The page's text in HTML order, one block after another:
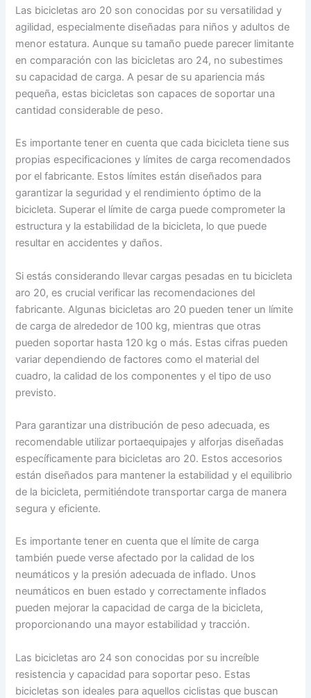
Las bicicletas aro 20 son conocidas por su versatilidad y
agilidad, especialmente diseñadas para niños y adultos de
menor estatura. Aunque su tamaño puede parecer limitante
en comparación con las bicicletas aro 24, no subestimes
su capacidad de carga. A pesar de su apariencia más
pequeña, estas bicicletas son capaces de soportar una
cantidad considerable de peso.
Es importante tener en cuenta que cada bicicleta tiene sus
propias especificaciones y límites de carga recomendados
por el fabricante. Estos límites están diseñados para
garantizar la seguridad y el rendimiento óptimo de la
bicicleta. Superar el límite de carga puede comprometer la
estructura y la estabilidad de la bicicleta, lo que puede
resultar en accidentes y daños.
Si estás considerando llevar cargas pesadas en tu bicicleta
aro 20, es crucial verificar las recomendaciones del
fabricante. Algunas bicicletas aro 20 pueden tener un límite
de carga de alrededor de 100 kg, mientras que otras
pueden soportar hasta 120 kg o más. Estas cifras pueden
variar dependiendo de factores como el material del
cuadro, la calidad de los componentes y el tipo de uso
previsto.
Para garantizar una distribución de peso adecuada, es
recomendable utilizar portaequipajes y alforjas diseñadas
específicamente para bicicletas aro 20. Estos accesorios
están diseñados para mantener la estabilidad y el equilibrio
de la bicicleta, permitiéndote transportar carga de manera
segura y eficiente.
Es importante tener en cuenta que el límite de carga
también puede verse afectado por la calidad de los
neumáticos y la presión adecuada de inflado. Unos
neumáticos en buen estado y correctamente inflados
pueden mejorar la capacidad de carga de la bicicleta,
proporcionando una mayor estabilidad y tracción.
Las bicicletas aro 24 son conocidas por su increíble
resistencia y capacidad para soportar peso. Estas
bicicletas son ideales para aquellos ciclistas que buscan